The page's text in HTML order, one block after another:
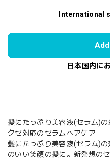
International
日本国内に
髪にたっぷり美容液(セラム)
クセ対応のセラムヘアケア
髪にたっぷり美容液(セラム)
のいい笑顔の髪に。新発想の